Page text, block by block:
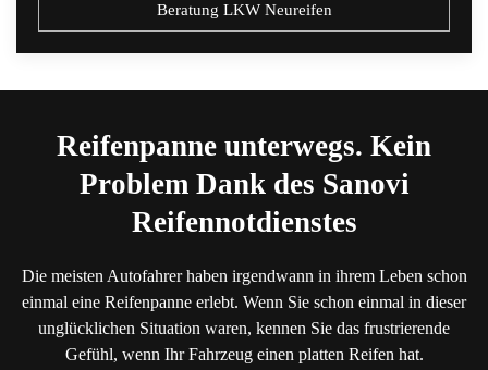
Beratung LKW Neureifen
Reifenpanne unterwegs. Kein
Problem Dank des Sanovi
Reifennotdienstes
Die meisten Autofahrer haben irgendwann in ihrem Leben schon
einmal eine Reifenpanne erlebt. Wenn Sie schon einmal in dieser
unglücklichen Situation waren, kennen Sie das frustrierende
Gefühl, wenn Ihr Fahrzeug einen platten Reifen hat.